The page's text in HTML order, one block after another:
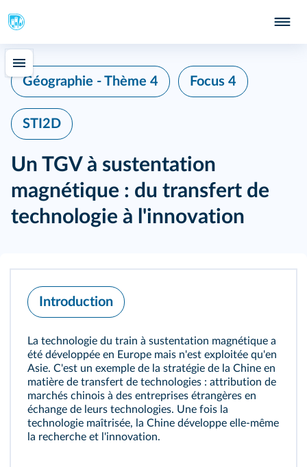
Géographie - Thème 4 Focus 4
STI2D
Un TGV à sustentation
magnétique : du transfert de
technologie à l'innovation
Introduction
La technologie du train à sustentation magnétique a
été développée en Europe mais n'est exploitée qu'en
Asie. C'est un exemple de la stratégie de la Chine en
matière de transfert de technologies : attribution de
marchés chinois à des entreprises étrangères en
échange de leurs technologies. Une fois la
technologie maîtrisée, la Chine développe elle‑même
la recherche et l'innovation.